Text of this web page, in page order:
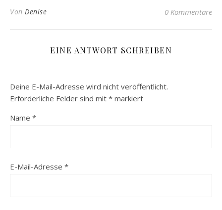
Von Denise 0 Kommentare
EINE ANTWORT SCHREIBEN
Deine E-Mail-Adresse wird nicht veröffentlicht.
Erforderliche Felder sind mit * markiert
Name *
E-Mail-Adresse *